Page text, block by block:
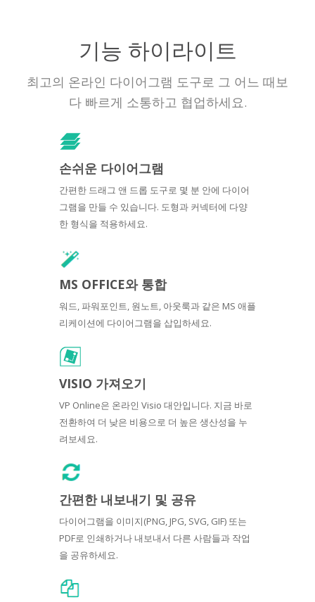
기능 하이라이트
최고의 온라인 다이어그램 도구로 그 어느 때보
다 빠르게 소통하고 협업하세요.
손쉬운 다이어그램
간편한 드래그 앤 드롭 도구로 몇 분 안에 다이어
그램을 만들 수 있습니다. 도형과 커넥터에 다양
한 형식을 적용하세요.
MS OFFICE와 통합
워드, 파워포인트, 원노트, 아웃룩과 같은 MS 애플
리케이션에 다이어그램을 삽입하세요.
VISIO 가져오기
VP Online은 온라인 Visio 대안입니다. 지금 바로
전환하여 더 낮은 비용으로 더 높은 생산성을 누
려보세요.
간편한 내보내기 및 공유
다이어그램을 이미지(PNG, JPG, SVG, GIF) 또는
PDF로 인쇄하거나 내보내서 다른 사람들과 작업
을 공유하세요.